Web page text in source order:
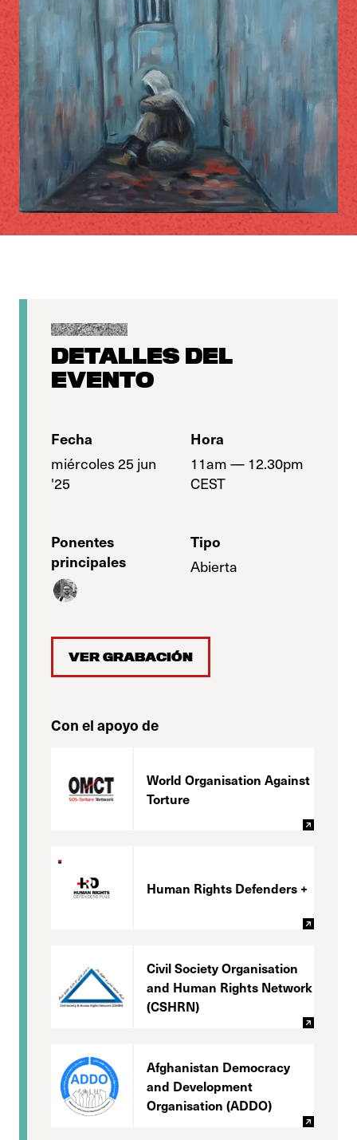
DETALLES DEL
EVENTO
Fecha
miércoles 25 jun
'25
Hora
11am — 12.30pm
CEST
Ponentes
principales
Tipo
Abierta
VER GRABACIÓN
Con el apoyo de
World Organisation Against
Torture
Human Rights Defenders +
Civil Society Organisation
and Human Rights Network
(CSHRN)
Afghanistan Democracy
and Development
Organisation (ADDO)